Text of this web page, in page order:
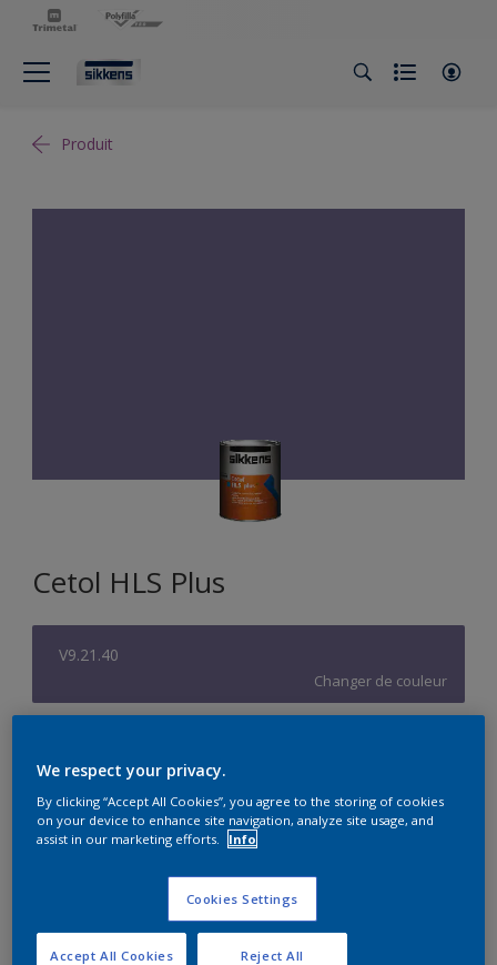
Produit
Cetol HLS Plus
V9.21.40
Changer de couleur
1L
Quantité Calculateur de peinture
Calculer
We respect your privacy.
By clicking “Accept All Cookies”, you agree to the storing of cookies
on your device to enhance site navigation, analyze site usage, and
assist in our marketing efforts.
Info
Cookies Settings
Reject All
Accept All Cookies